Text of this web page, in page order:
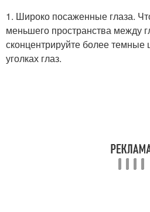
1. Широко посаженные глаза.
меньшего пространства между
сконцентрируйте более темные
уголках глаз.